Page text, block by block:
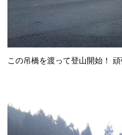
この吊橋を渡って登山開始！